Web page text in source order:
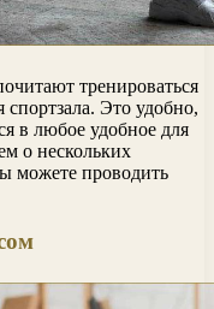
тренироваться
Это удобно,
в любое удобное для
о нескольких
можете проводить